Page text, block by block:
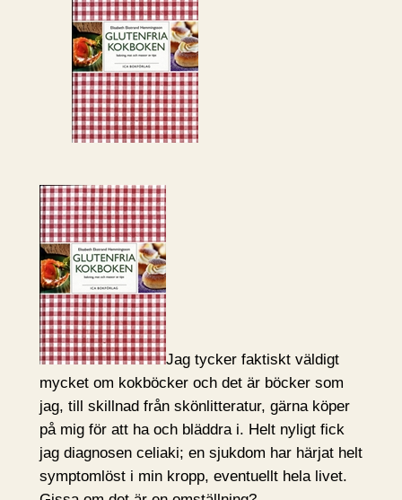
Jag tycker faktiskt väldigt
mycket om kokböcker och det är böcker som
jag, till skillnad från skönlitteratur, gärna köper
på mig för att ha och bläddra i. Helt nyligt fick
jag diagnosen celiaki; en sjukdom har härjat helt
symptomlöst i min kropp, eventuellt hela livet.